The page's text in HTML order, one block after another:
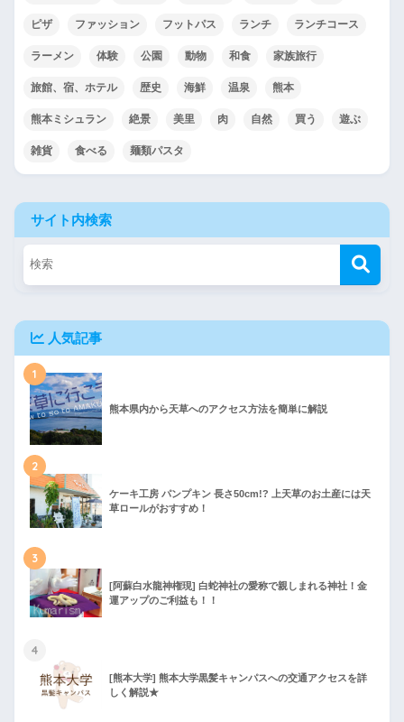
ピザ ファッション フットパス ランチ ランチコース
ラーメン 体験 公園 動物 和食 家族旅行
旅館、宿、ホテル 歴史 海鮮 温泉 熊本
熊本ミシュラン 絶景 美里 肉 自然 買う 遊ぶ
雑貨 食べる 麺類パスタ
サイト内検索
人気記事
1
熊本県内から天草へのアクセス方法を簡単に解説
2
ケーキ工房 パンプキン 長さ50cm!? 上天草のお土産には天
草ロールがおすすめ！
3
[阿蘇白水龍神権現] 白蛇神社の愛称で親しまれる神社！金
運アップのご利益も！！
4
[熊本大学] 熊本大学黒髪キャンパスへの交通アクセスを詳
しく解説★